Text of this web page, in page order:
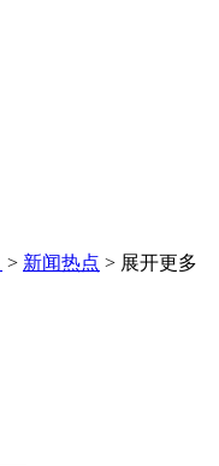
> 新闻热点 > 展开更多